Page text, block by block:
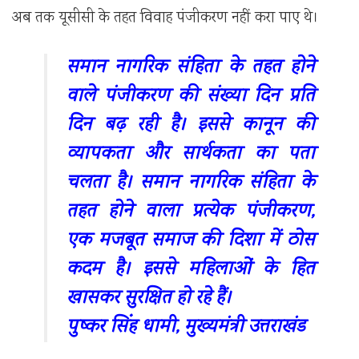
अब तक यूसीसी के तहत विवाह पंजीकरण नहीं करा पाए थे।
समान नागरिक संहिता के तहत होने
वाले पंजीकरण की संख्या दिन प्रति
दिन बढ़ रही है। इससे कानून की
व्यापकता और सार्थकता का पता
चलता है। समान नागरिक संहिता के
तहत होने वाला प्रत्येक पंजीकरण,
एक मजबूत समाज की दिशा में ठोस
कदम है। इससे महिलाओं के हित
खासकर सुरक्षित हो रहे हैं।
पुष्कर सिंह धामी, मुख्यमंत्री उत्तराखंड